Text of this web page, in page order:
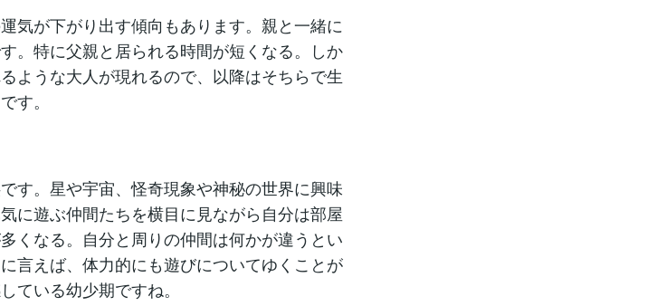
気が下がり出す傾向もあります。親と一緒に
。特に父親と居られる時間が短くなる。しか
ような大人が現れるので、以降はそちらで生
す。
す。星や宇宙、怪奇現象や神秘の世界に興味
に遊ぶ仲間たちを横目に見ながら自分は部屋
くなる。自分と周りの仲間は何かが違うとい
言えば、体力的にも遊びについてゆくことが
ている幼少期ですね。